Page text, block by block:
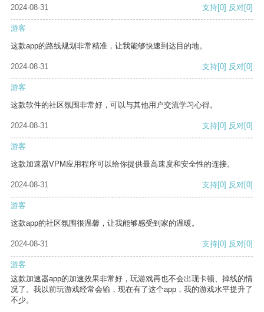
2024-08-31 支持[0] 反对[0]
游客
这款app的路线规划非常精准，让我能够快速到达目的地。
2024-08-31 支持[0] 反对[0]
游客
这款软件的社区氛围非常好，可以与其他用户交流学习心得。
2024-08-31 支持[0] 反对[0]
游客
这款加速器VPM应用程序可以给你提供最高速度和安全性的连接。
2024-08-31 支持[0] 反对[0]
游客
这款app的社区氛围很温馨，让我能够感受到家的温暖。
2024-08-31 支持[0] 反对[0]
游客
这款加速器app的加速效果非常好，玩游戏再也不会出现卡顿、掉线的情
况了。我以前玩游戏经常会输，现在有了这个app，我的游戏水平提升了
不少。